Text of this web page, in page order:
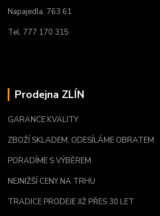
Napajedla, 763 61
Tel. 777 170 315
Prodejna ZLÍN
GARANCE KVALITY
ZBOŽÍ SKLADEM, ODESÍLÁME OBRATEM
PORADÍME S VÝBĚREM
NEJNIŽŠÍ CENY NA TRHU
TRADICE PRODEJE JIŽ PŘES 30 LET